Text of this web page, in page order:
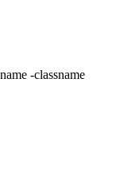
-classname